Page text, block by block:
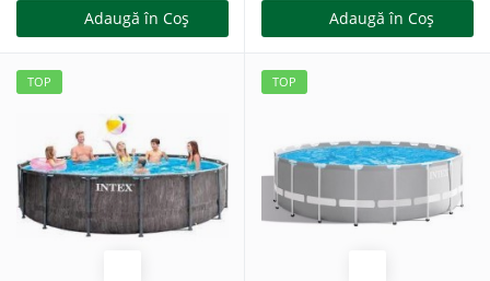
Adaugă în Coş Adaugă în Coş
TOP TOP